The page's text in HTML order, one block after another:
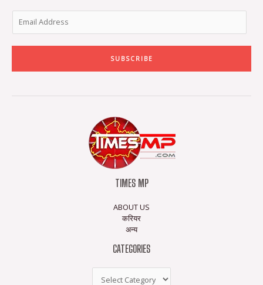
SUBSCRIBE
TIMES MP
ABOUT US
करियर
अन्य
CATEGORIES